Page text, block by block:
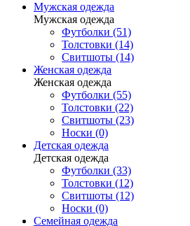
Мужская одежда
Мужская одежда
Футболки (51)
Толстовки (14)
Свитшоты (14)
Женская одежда
Женская одежда
Футболки (55)
Толстовки (22)
Свитшоты (23)
Носки (0)
Детская одежда
Детская одежда
Футболки (33)
Толстовки (12)
Свитшоты (12)
Носки (0)
Семейная одежда